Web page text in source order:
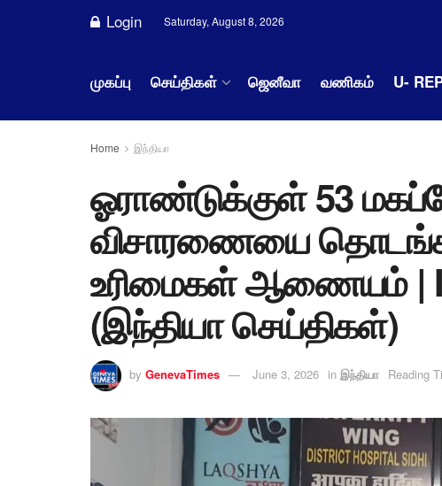
Login Saturday, August 8, 2026
முகப்பு செய்திகள் ஜெனீவா வணிகம் U-
Home இந்தியா
ஓராண்டுக்குள் 53
விசாரணையை
உரிமைகள் ஆணையம் |
(இந்தியா செய்திகள்)
by GenevaTimes June 3, 2026 in இந்தியா Reading